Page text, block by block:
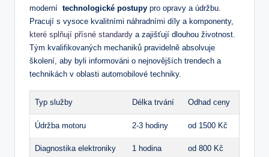
moderní ⁣ technologické postupy pro⁤ opravy a údržbu.
Pracují s vysoce kvalitními náhradními ‍díly a komponenty,
které splňují přísné standardy a‌ zajišťují dlouhou životnost.
Tým kvalifikovaných mechaniků pravidelně absolvuje
školení, aby byli informováni o nejnovějších trendech a
technikách v oblasti automobilové techniky.
Typ služby Délka ⁢trvání Odhad ceny
Údržba motoru 2-3 hodiny od 1500 Kč
Diagnostika elektroniky 1 hodina od ​800 Kč